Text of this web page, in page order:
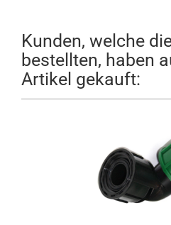
Kunden, welche
bestellten, haben
Artikel gekauft: